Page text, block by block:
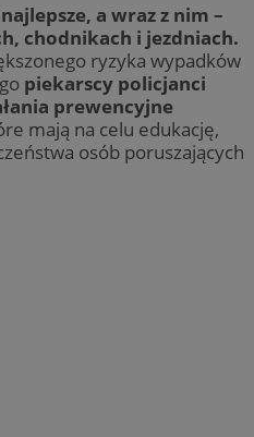
a wraz z nim –
chodnikach i jezdniach.
ryzyka wypadków
piekarscy policjanci
prewencyjne
mają na celu edukację,
osób poruszających